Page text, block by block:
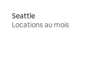
Seattle
Locations au mois